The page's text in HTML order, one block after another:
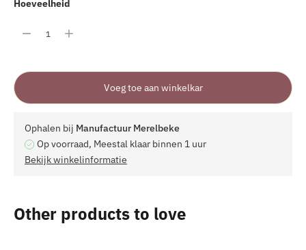
Hoeveelheid
Voeg toe aan winkelkar
Ophalen bij Manufactuur Merelbeke
Op voorraad, Meestal klaar binnen 1 uur
Bekijk winkelinformatie
toevoegen
Other products to love